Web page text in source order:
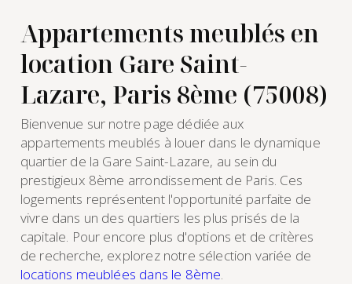
Appartements meublés en
location Gare Saint-
Lazare, Paris 8ème (75008)
Bienvenue sur notre page dédiée aux
appartements meublés à louer dans le dynamique
quartier de la Gare Saint-Lazare, au sein du
prestigieux 8ème arrondissement de Paris. Ces
logements représentent l'opportunité parfaite de
vivre dans un des quartiers les plus prisés de la
capitale. Pour encore plus d'options et de critères
de recherche, explorez notre sélection variée de
locations meublées dans le 8ème.